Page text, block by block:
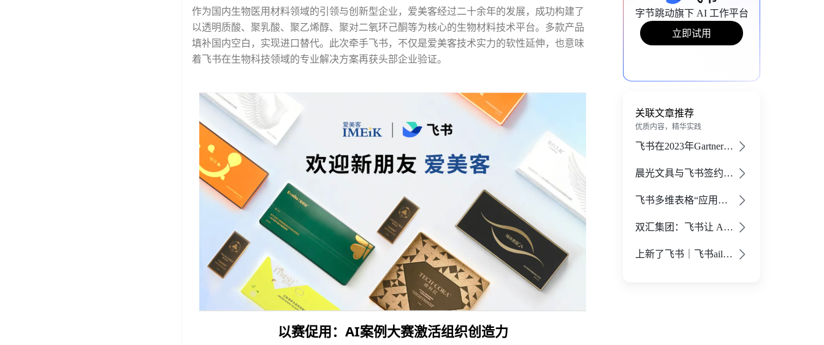
作为国内生物医用材料领域的引领与创新型企业，爱美客经过二十余年的发展，成功构建了
以透明质酸、聚乳酸、聚乙烯醇、聚对二氧环己酮等为核心的生物材料技术平台。多款产品
填补国内空白，实现进口替代。此次牵手飞书，不仅是爱美客技术实力的软性延伸，也意味
着飞书在生物科技领域的专业解决方案再获头部企业验证。
以赛促用：AI案例大赛激活组织创造力
字节跳动旗下 AI 工作平台
立即试用
关联文章推荐
优质内容，精华实践
飞书在2023年Gartner®协作工作区和会议解决方案报告中均获得认可
晨光文具与飞书签约，携手开启 AI 数智化组织变革新征程 - 飞书官网
飞书多维表格“应用模式”上线，零代码搭建专业业务系统 - 飞书官网
双汇集团：飞书让 AI 成为销售业务的“数字战友” - 飞书官网
上新了飞书｜飞书aily 任务模式，你的「真出活儿」的智能体 - 飞书官网